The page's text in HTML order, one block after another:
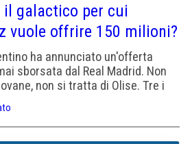
il galactico per cui
vuole offrire 150 milioni?
ha annunciato un'offerta
sborsata dal Real Madrid. Non
non si tratta di Olise. Tre i